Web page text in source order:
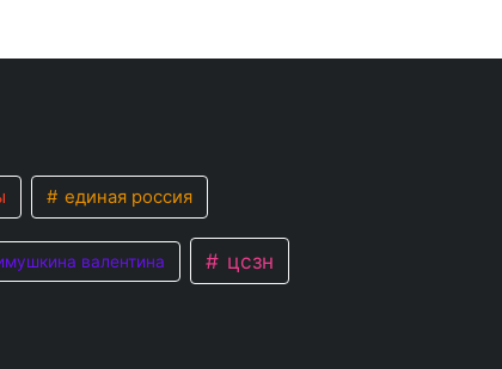
единая россия
валентина цсзн